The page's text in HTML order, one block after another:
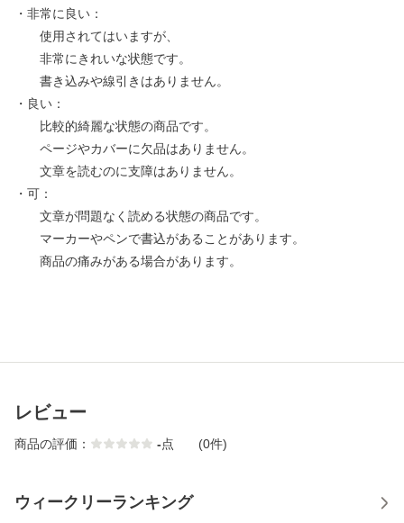
・非常に良い：
使用されてはいますが、
非常にきれいな状態です。
書き込みや線引きはありません。
・良い：
比較的綺麗な状態の商品です。
ページやカバーに欠品はありません。
文章を読むのに支障はありません。
・可：
文章が問題なく読める状態の商品です。
マーカーやペンで書込があることがあります。
商品の痛みがある場合があります。
レビュー
商品の評価： -点 (0件)
ウィークリーランキング